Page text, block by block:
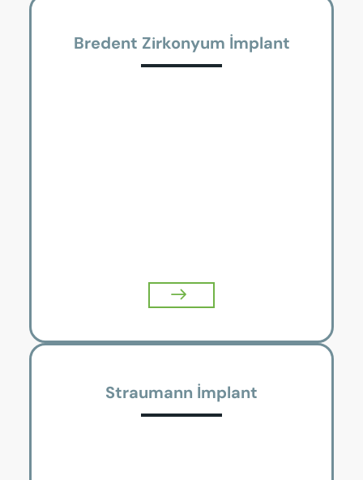
Bredent Zirkonyum İmplant
Straumann İmplant